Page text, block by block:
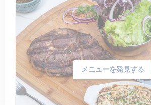
メニューを発見する